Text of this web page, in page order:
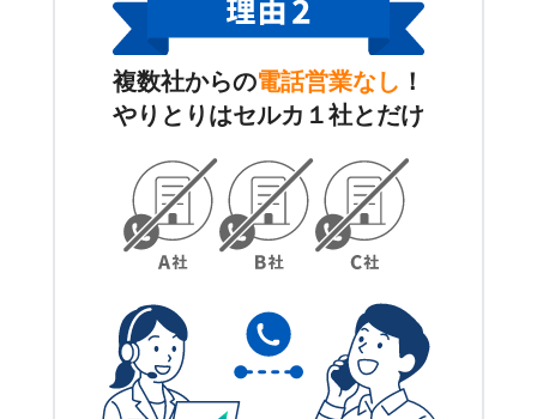
複数社からの電話営業なし ！
やりとりはセルカ１社とだけ